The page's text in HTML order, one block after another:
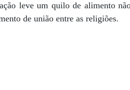
leve um quilo de alimento
de união entre as religiões.